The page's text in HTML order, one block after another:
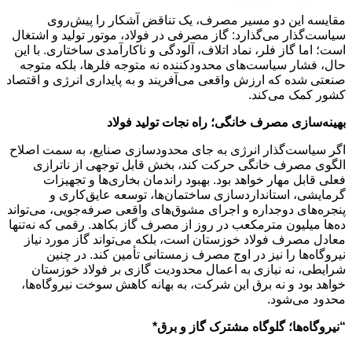
مقایسه این دو مسیر مصرف، یک تناقض آشکار را پیش‌روی
سیاست‌گذار می‌گذارد: گاز مصرفی در فولاد، موتور تولید و اشتغال
است؛ اما گاز فلر، نماد اتلاف، آلودگی و ناکارآمدی ساختاری. با این
حال، فشار سیاست‌های محدودکننده نه متوجه فلرها، بلکه متوجه
صنعتی شده که ارزش واقعی می‌آفریند و به پایداری انرژی و اقتصاد
کشور کمک می‌کند.
بهینه‌سازی مصرف خانگی؛ راه نجات تولید فولاد
اگر سیاست‌گذار انرژی به‌ جای محدودسازی صنایع، به سمت اصلاح
الگوی مصرف خانگی حرکت کند، بخش قابل توجهی از ناترازی
فعلی قابل مهار خواهد بود. بهبود راندمان بخاری‌ها و تجهیزات
گرمایشی، استانداردسازی ساختمان‌ها، توسعه عایق‌کاری و
پنجره‌های دوجداره و اجرای مشوق‌های واقعی صرفه‌جویی، می‌تواند
ده‌ها میلیون مترمکعب در روز از مصرف گاز بکاهد. رقمی که نه‌تنها
معادل مصرف فولاد خوزستان است، بلکه می‌تواند گاز مورد نیاز
نیروگاه‌ها را نیز در اوج مصرف زمستانی تأمین کند. در چنین
شرایطی، نه نیازی به اعمال محدودیت گازی بر فولاد خوزستان
خواهد بود و نه برق این شرکت، به بهانه کاهش سوخت نیروگاه‌ها،
محدود می‌شود.
“نیروگاه‌ها؛ گلوگاه مشترک گاز و برق*